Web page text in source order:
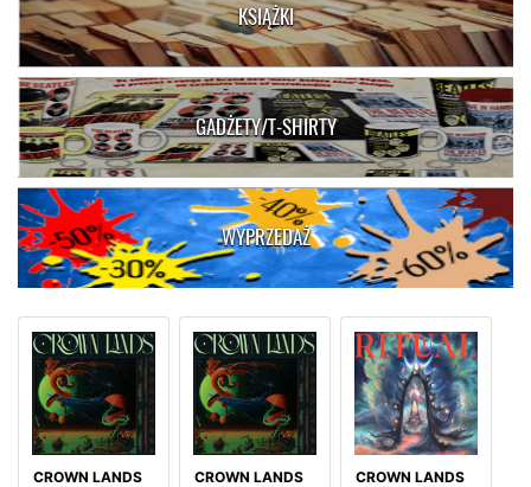
KSIĄŻKI
GADŻETY/T-SHIRTY
WYPRZEDAŻ
CROWN LANDS
CROWN LANDS
CROWN LANDS